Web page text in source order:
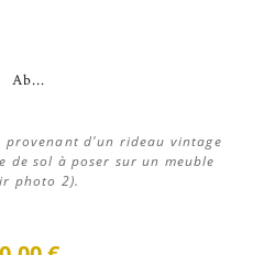
Ab...
provenant d'un rideau vintage
de sol à poser sur un meuble
photo 2).